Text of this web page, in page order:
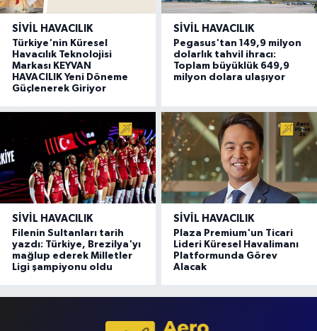
SIVIL HAVACILIK
Türkiye'nin Küresel
Havacılık Teknolojisi
Markası KEYVAN
HAVACILIK Yeni Döneme
Güçlenerek Giriyor
SIVIL HAVACILIK
Pegasus'tan 149,9 milyon
dolarlık tahvil ihracı:
Toplam büyüklük 649,9
milyon dolara ulaşıyor
SIVIL HAVACILIK
Filenin Sultanları tarih
yazdı: Türkiye, Brezilya'yı
mağlup ederek Milletler
Ligi şampiyonu oldu
SIVIL HAVACILIK
Plaza Premium'un Ticari
Lideri Küresel Havalimanı
Platformunda Görev
Alacak